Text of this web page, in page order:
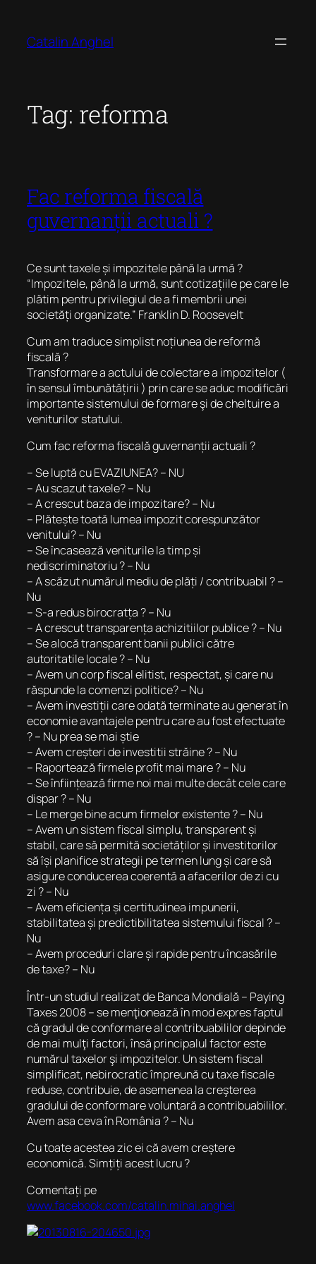
content
Catalin Anghel
Tag: reforma
Fac reforma fiscală
guvernanții actuali ?
Ce sunt taxele și impozitele până la urmă ?
“Impozitele, până la urmă, sunt cotizațiile pe care le
plătim pentru privilegiul de a fi membrii unei
societăți organizate.” Franklin D. Roosevelt
Cum am traduce simplist noțiunea de reformă
fiscală ?
Transformare a actului de colectare a impozitelor (
în sensul îmbunătățirii ) prin care se aduc modificări
importante sistemului de formare şi de cheltuire a
veniturilor statului.
Cum fac reforma fiscală guvernanții actuali ?
– Se luptă cu EVAZIUNEA? – NU
– Au scazut taxele? – Nu
– A crescut baza de impozitare? – Nu
– Plătește toată lumea impozit corespunzător
venitului? – Nu
– Se încasează veniturile la timp și
nediscriminatoriu ? – Nu
– A scăzut numărul mediu de plăți / contribuabil ? –
Nu
– S-a redus birocratța ? – Nu
– A crescut transparența achizitiilor publice ? – Nu
– Se alocă transparent banii publici către
autoritatile locale ? – Nu
– Avem un corp fiscal elitist, respectat, și care nu
răspunde la comenzi politice? – Nu
– Avem investiții care odată terminate au generat în
economie avantajele pentru care au fost efectuate
? – Nu prea se mai știe
– Avem creșteri de investitii străine ? – Nu
– Raportează firmele profit mai mare ? – Nu
– Se înființează firme noi mai multe decât cele care
dispar ? – Nu
– Le merge bine acum firmelor existente ? – Nu
– Avem un sistem fiscal simplu, transparent și
stabil, care să permită societăților și investitorilor
să își planifice strategii pe termen lung și care să
asigure conducerea coerentă a afacerilor de zi cu
zi ? – Nu
– Avem eficiența și certitudinea impunerii,
stabilitatea și predictibilitatea sistemului fiscal ? –
Nu
– Avem proceduri clare și rapide pentru încasările
de taxe? – Nu
Într-un studiul realizat de Banca Mondială – Paying
Taxes 2008 – se menţionează în mod expres faptul
că gradul de conformare al contribuabililor depinde
de mai mulţi factori, însă principalul factor este
numărul taxelor şi impozitelor. Un sistem fiscal
simplificat, nebirocratic împreună cu taxe fiscale
reduse, contribuie, de asemenea la creşterea
gradului de conformare voluntară a contribuabililor.
Avem asa ceva în România ? – Nu
Cu toate acestea zic ei că avem creștere
economică. Simțiți acest lucru ?
Comentați pe
www.facebook.com/catalin.mihai.anghel